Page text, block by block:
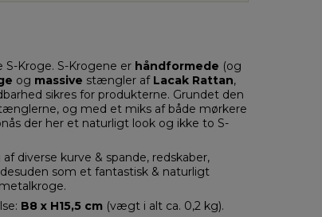
Kroge. S-Krogene er håndformede (og
og massive stængler af Lacak Rattan,
sikres for produkterne. Grundet den
og med et miks af både mørkere
der her et naturligt look og ikke to S-
diverse kurve & spande, redskaber,
som et fantastisk & naturligt
B8 x H15,5 cm (vægt i alt ca. 0,2 kg).